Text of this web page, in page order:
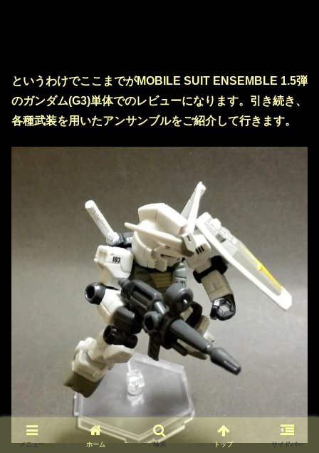
というわけでここまでがMOBILE SUIT ENSEMBLE 1.5弾
のガンダム(G3)単体でのレビューになります。引き続き、
各種武装を用いたアンサンブルをご紹介して行きます。
メニュー ホーム 検索 トップ サイドバー